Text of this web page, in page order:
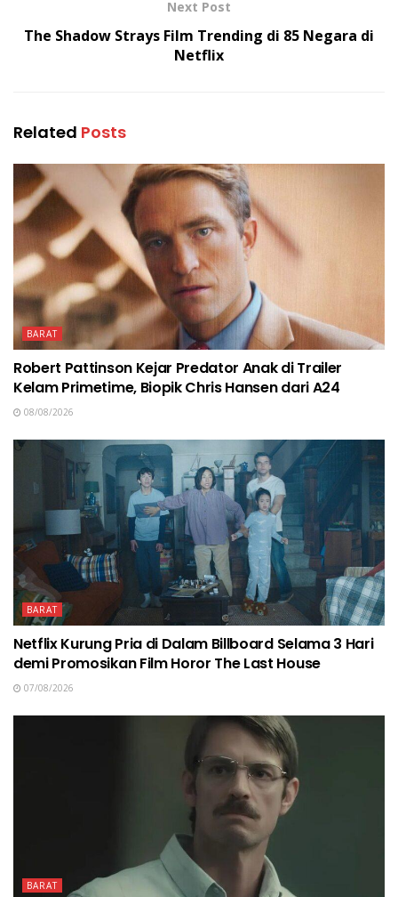
Next Post
The Shadow Strays Film Trending di 85 Negara di
Netflix
Related Posts
BARAT
Robert Pattinson Kejar Predator Anak di Trailer
Kelam Primetime, Biopik Chris Hansen dari A24
08/08/2026
BARAT
Netflix Kurung Pria di Dalam Billboard Selama 3 Hari
demi Promosikan Film Horor The Last House
07/08/2026
BARAT